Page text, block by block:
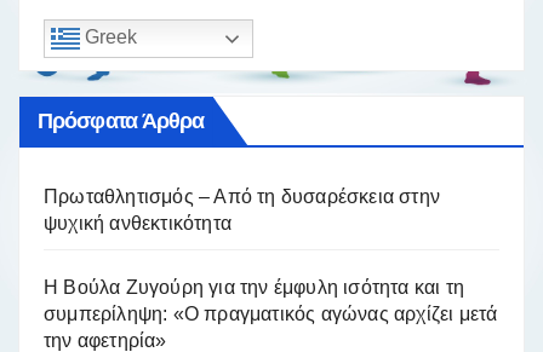
Greek
Πρόσφατα Άρθρα
Πρωταθλητισμός – Από τη δυσαρέσκεια στην
ψυχική ανθεκτικότητα
Η Βούλα Ζυγούρη για την έμφυλη ισότητα και τη
συμπερίληψη: «Ο πραγματικός αγώνας αρχίζει μετά
την αφετηρία»